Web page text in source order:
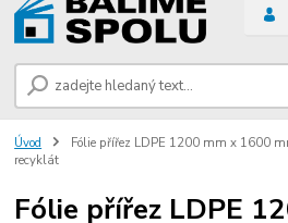
Úvod
Fólie přířez LDPE 1200 mm x 1600
recyklát
Fólie přířez LDPE